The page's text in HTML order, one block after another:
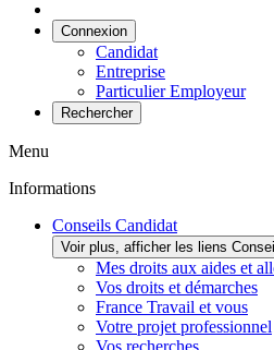
Connexion
Candidat
Entreprise
Particulier Employeur
Rechercher
Menu
Informations
Conseils Candidat
Voir plus, afficher les liens
Mes droits aux aides et
Vos droits et démarches
France Travail et vous
Votre projet professionnel